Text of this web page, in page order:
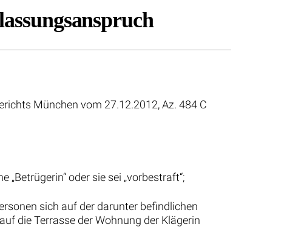
München vom 27.12.2012, Az. 484 C
„Betrügerin“ oder sie sei „vorbestraft“;
sich auf der darunter befindlichen
die Terrasse der Wohnung der Klägerin